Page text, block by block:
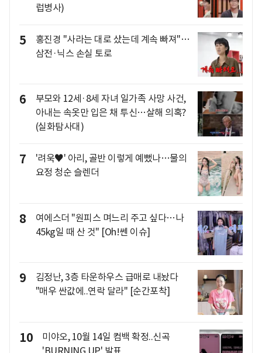
럽병사)
5
홍진경 "사라는 대로 샀는데 계속 빠져"…
삼전·닉스 손실 토로
6
부모와 12세·8세 자녀 일가족 사망 사건,
아내는 속옷만 입은 채 투신…살해 의혹?
(실화탐사대)
7
'려욱♥' 아리, 골반 이렇게 예뻤나…물의
요정 청순 슬렌더
8
여에스더 "원피스 며느리 주고 싶다…나
45kg일 때 산 것" [Oh!쎈 이슈]
9
김정난, 3층 타운하우스 급매로 내놨다
"매우 싼값에..연락 달라" [순간포착]
10
미야오, 10월 14일 컴백 확정..신곡
'BURNING UP' 발표